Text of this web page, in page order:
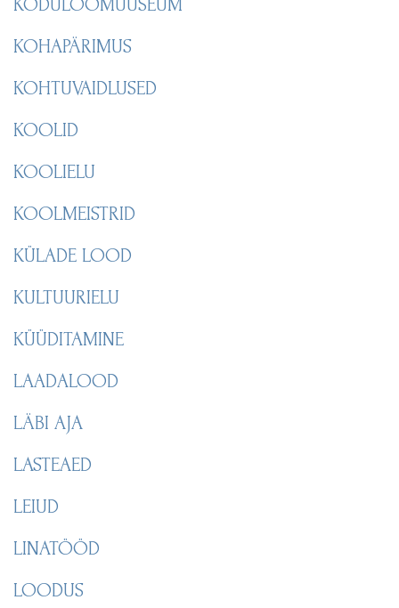
KOHAPÄRIMUS
KOHTUVAIDLUSED
KOOLID
KOOLIELU
KOOLMEISTRID
KÜLADE LOOD
KULTUURIELU
KÜÜDITAMINE
LAADALOOD
LÄBI AJA
LASTEAED
LEIUD
LINATÖÖD
LOODUS